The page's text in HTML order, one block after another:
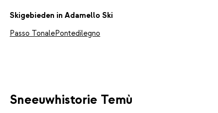
Skigebieden in Adamello Ski
Passo TonalePontedilegno
Sneeuwhistorie Temù